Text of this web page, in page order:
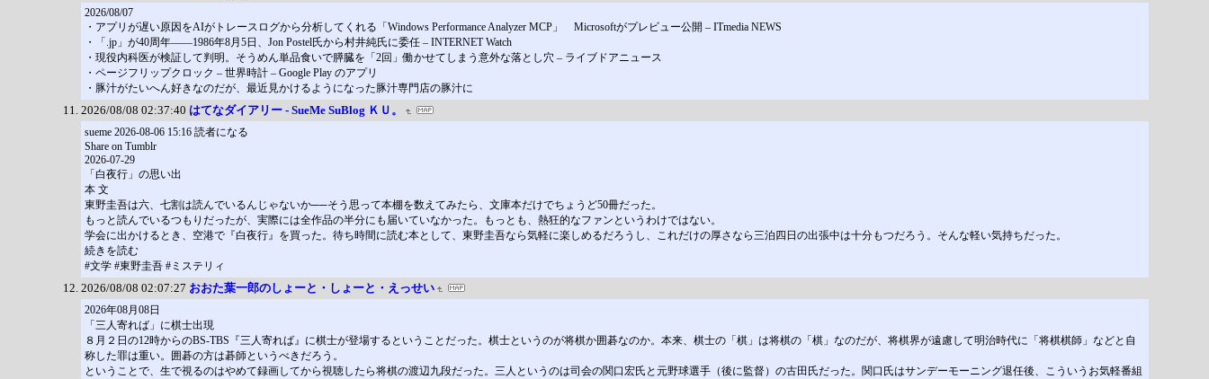
2026/08/07
・アプリが遅い原因をAIがトレースログから分析してくれる「Windows Performance Analyzer MCP」 Microsoftがプレビュー公開 – ITmedia NEWS
・「.jp」が40周年――1986年8月5日、Jon Postel氏から村井純氏に委任 – INTERNET Watch
・現役内科医が検証して判明。そうめん単品食いで膵臓を「2回」働かせてしまう意外な落とし穴 – ライブドアニュース
・ページフリップクロック – 世界時計 – Google Play のアプリ
・豚汁がたいへん好きなのだが、最近見かけるようになった豚汁専門店の豚汁に
2026/08/08 02:37:40 はてなダイアリー - SueMe SuBlog ＫＵ。
sueme 2026-08-06 15:16 読者になる
Share on Tumblr
2026-07-29
「白夜行」の思い出
本 文
東野圭吾は六、七割は読んでいるんじゃないか──そう思って本棚を数えてみたら、文庫本だけでちょうど50冊だった。
もっと読んでいるつもりだったが、実際には全作品の半分にも届いていなかった。もっとも、熱狂的なファンというわけではない。
学会に出かけるとき、空港で『白夜行』を買った。待ち時間に読む本として、東野圭吾なら気軽に楽しめるだろうし、これだけの厚さなら三泊四日の出張中は十分もつだろう。そんな軽い気持ちだった。
続きを読む
#文学 #東野圭吾 #ミステリィ
2026/08/08 02:07:27 おおた葉一郎のしょーと・しょーと・えっせい
2026年08月08日
「三人寄れば」に棋士出現
８月２日の12時からのBS-TBS『三人寄れば』に棋士が登場するということだった。棋士というのが将棋か囲碁なのか。本来、棋士の「棋」は将棋の「棋」なのだが、将棋界が遠慮して明治時代に「将棋棋師」などと自
称した罪は重い。囲碁の方は碁師というべきだろう。
ということで、生で視るのはやめて録画してから視聴したら将棋の渡辺九段だった。三人というのは司会の関口宏氏と元野球選手（後に監督）の古田氏だった。関口氏はサンデーモーニング退任後、こういうお気軽番組